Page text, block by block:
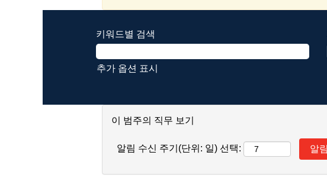
키워드별 검색
추가 옵션 표시
이 범주의 직무 보기
알림 수신 주기(단위: 일) 선택: